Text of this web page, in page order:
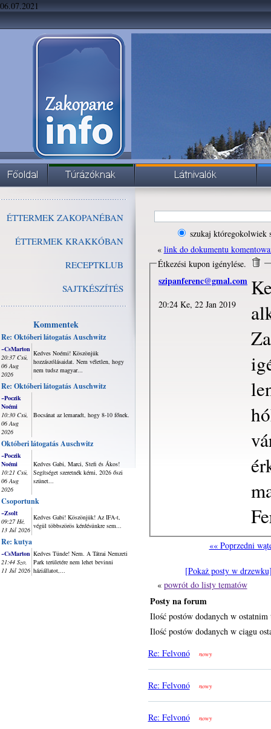
06.07.2021
ÉTTERMEK ZAKOPANÉBAN
ÉTTERMEK KRAKKÓBAN
RECEPTKLUB
SAJTKÉSZÍTÉS
Kommentek
Re: Októberi látogatás Auschwitz
~CsMarton
20:37 Csü,
06 Aug
2026
Kedves Noémi! Köszönjük
hozzászólásaidat. Nem véletlen, hogy
nem tudsz magyar...
Re: Októberi látogatás Auschwitz
~Poczik
Noémi
10:30 Csü,
06 Aug
2026
Bocsánat az lemaradt, hogy 8-10 főnek.
Októberi látogatás Auschwitz
~Poczik
Noémi
10:21 Csü,
06 Aug
2026
Kedves Gabi, Marci, Stefi és Ákos!
Segítséget szeretnék kérni, 2026 őszi
szünet...
Csoportunk
~Zsolt
09:27 Hé,
13 Júl 2026
Kedves Gabi! Köszönjük! Az IFA-t,
végül többszörös kérdésünkre sem...
Re: kutya
~CsMarton
21:44 Szo,
11 Júl 2026
Kedves Tünde! Nem. A Tátrai Nemzeti
Park területére nem lehet bevinni
háziállatot,...
szukaj któregokolwiek
« link do dokumentu
Étkezési kupon igénylése.
szipanferenc@gmal.com
20:24 Ke, 22 Jan 2019
«« Poprzedni
[Pokaż posty w
« powrót do listy tematów
Posty na forum
Ilość postów dodanych w ostatnim
Ilość postów dodanych w ciągu
Re: Felvonó
nowy
Re: Felvonó nowy
Re: Felvonó nowy